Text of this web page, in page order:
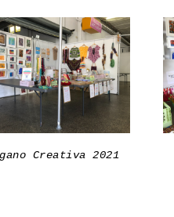
Creativa 2021